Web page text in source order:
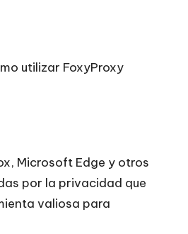
utilizar FoxyProxy
Microsoft Edge y otros
por la privacidad que
valiosa para